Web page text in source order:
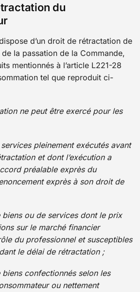
du
d’un droit de rétractation de
la passation de la Commande,
mentionnés à l’article L221-28
tel que reproduit ci-
ne peut être exercé pour les
pleinement exécutés avant
et dont l’exécution a
préalable exprès du
exprès à son droit de
biens ou de services dont le prix
sur le marché financier
du professionnel et susceptibles
le délai de rétractation ;
confectionnés selon les
ou nettement